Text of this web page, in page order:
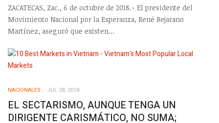
ZACATECAS, Zac., 6 de octubre de 2018.- El presidente del
Movimiento Nacional por la Esperanza, René Bejarano
Martínez, aseguró que existen...
NACIONALES JUL 28, 2018
EL SECTARISMO, AUNQUE TENGA UN
DIRIGENTE CARISMÁTICO, NO SUMA;